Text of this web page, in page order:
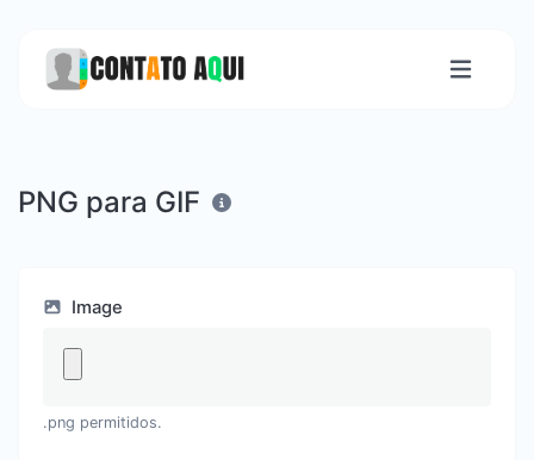
PNG para GIF
Image
.png permitidos.